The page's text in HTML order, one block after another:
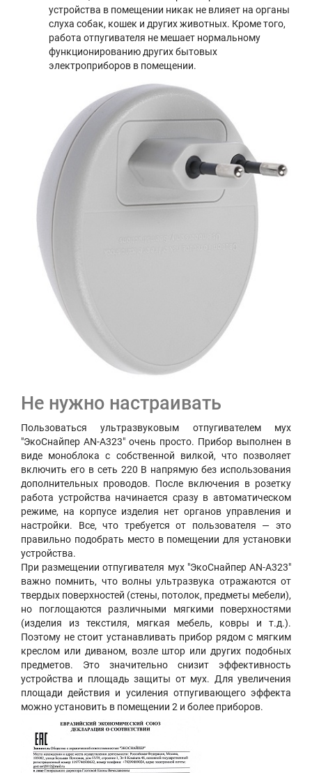
устройства в помещении никак не влияет на органы
слуха собак, кошек и других животных. Кроме того,
работа отпугивателя не мешает нормальному
функционированию других бытовых
электроприборов в помещении.
Не нужно настраивать
Пользоваться ультразвуковым отпугивателем мух
"ЭкоСнайпер AN-A323" очень просто. Прибор выполнен в
виде моноблока с собственной вилкой, что позволяет
включить его в сеть 220 В напрямую без использования
дополнительных проводов. После включения в розетку
работа устройства начинается сразу в автоматическом
режиме, на корпусе изделия нет органов управления и
настройки. Все, что требуется от пользователя — это
правильно подобрать место в помещении для установки
устройства.
При размещении отпугивателя мух "ЭкоСнайпер AN-A323"
важно помнить, что волны ультразвука отражаются от
твердых поверхностей (стены, потолок, предметы мебели),
но поглощаются различными мягкими поверхностями
(изделия из текстиля, мягкая мебель, ковры и т.д.).
Поэтому не стоит устанавливать прибор рядом с мягким
креслом или диваном, возле штор или других подобных
предметов. Это значительно снизит эффективность
устройства и площадь защиты от мух. Для увеличения
площади действия и усиления отпугивающего эффекта
можно установить в помещении 2 и более приборов.